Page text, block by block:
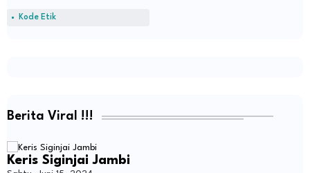
Kode Etik
Berita Viral !!!
Keris Siginjai Jambi